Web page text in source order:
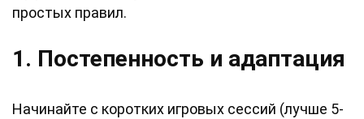
простых правил.
1. Постепенность и адаптация
Начинайте с коротких игровых сессий (лучше 5-